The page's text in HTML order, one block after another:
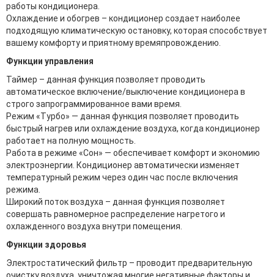
работы кондиционера.
Охлаждение и обогрев – кондиционер создает наиболее
подходящую климатическую остановку, которая способствует
вашему комфорту и приятному времяпровождению.
Функции управления
Таймер – данная функция позволяет проводить
автоматическое включение/выключение кондиционера в
строго запрограммированное вами время.
Режим «Турбо» — данная функция позволяет проводить
быстрый нагрев или охлаждение воздуха, когда кондиционер
работает на полную мощность.
Работа в режиме «Сон» — обеспечивает комфорт и экономию
электроэнергии. Кондиционер автоматически изменяет
температурный режим через один час после включения
режима.
Широкий поток воздуха – данная функция позволяет
совершать равномерное распределение нагретого и
охлажденного воздуха внутри помещения.
Функции здоровья
Электростатический фильтр – проводит предварительную
очистку воздуха, уничтожая многие негативные факторы и